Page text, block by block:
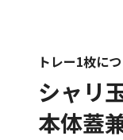
トレー1枚に
シャリ
本体蓋